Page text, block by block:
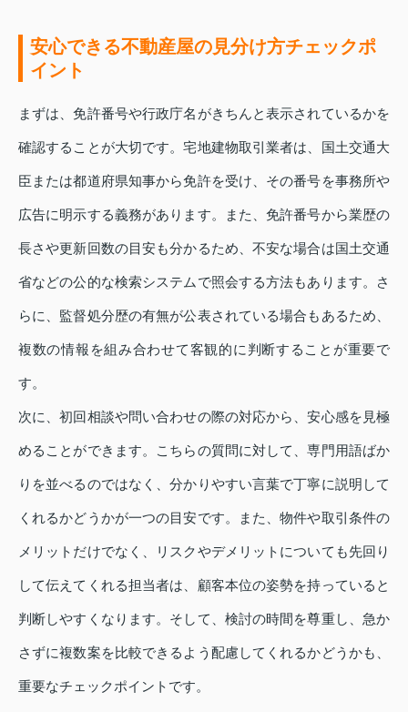
安心できる不動産屋の見分け方チェックポ
イント
まずは、免許番号や行政庁名がきちんと表示されているかを
確認することが大切です。宅地建物取引業者は、国土交通大
臣または都道府県知事から免許を受け、その番号を事務所や
広告に明示する義務があります。また、免許番号から業歴の
長さや更新回数の目安も分かるため、不安な場合は国土交通
省などの公的な検索システムで照会する方法もあります。さ
らに、監督処分歴の有無が公表されている場合もあるため、
複数の情報を組み合わせて客観的に判断することが重要で
す。
次に、初回相談や問い合わせの際の対応から、安心感を見極
めることができます。こちらの質問に対して、専門用語ばか
りを並べるのではなく、分かりやすい言葉で丁寧に説明して
くれるかどうかが一つの目安です。また、物件や取引条件の
メリットだけでなく、リスクやデメリットについても先回り
して伝えてくれる担当者は、顧客本位の姿勢を持っていると
判断しやすくなります。そして、検討の時間を尊重し、急か
さずに複数案を比較できるよう配慮してくれるかどうかも、
重要なチェックポイントです。